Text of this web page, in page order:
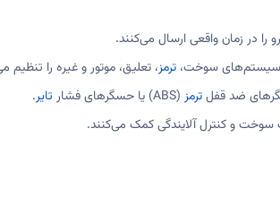
در زمان واقعی ارسال می‌کنند.
سیستم‌های سوخت، ترمز، تعلیق، موتور و غیره را تنظیم
ضد قفلترمز (ABS) یا حسگرهای فشار تایر.